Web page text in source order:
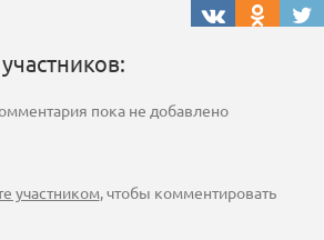
пока не добавлено
участником, чтобы комментировать